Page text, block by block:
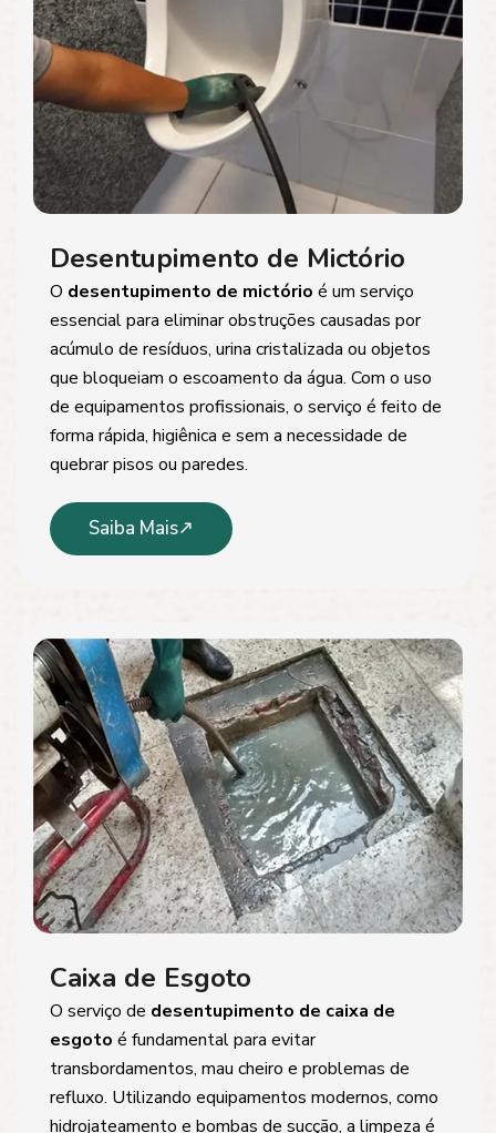
Desentupimento de Mictório
O desentupimento de mictório é um serviço
essencial para eliminar obstruções causadas por
acúmulo de resíduos, urina cristalizada ou objetos
que bloqueiam o escoamento da água. Com o uso
de equipamentos profissionais, o serviço é feito de
forma rápida, higiênica e sem a necessidade de
quebrar pisos ou paredes.
Saiba Mais
Caixa de Esgoto
O serviço de desentupimento de caixa de
esgoto é fundamental para evitar
transbordamentos, mau cheiro e problemas de
refluxo. Utilizando equipamentos modernos, como
hidrojateamento e bombas de sucção, a limpeza é